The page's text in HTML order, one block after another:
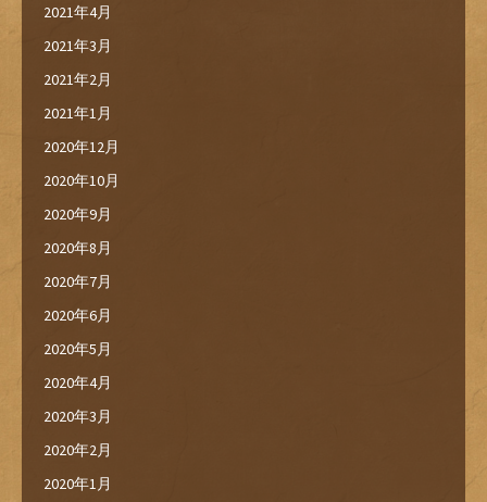
2021年4月
2021年3月
2021年2月
2021年1月
2020年12月
2020年10月
2020年9月
2020年8月
2020年7月
2020年6月
2020年5月
2020年4月
2020年3月
2020年2月
2020年1月